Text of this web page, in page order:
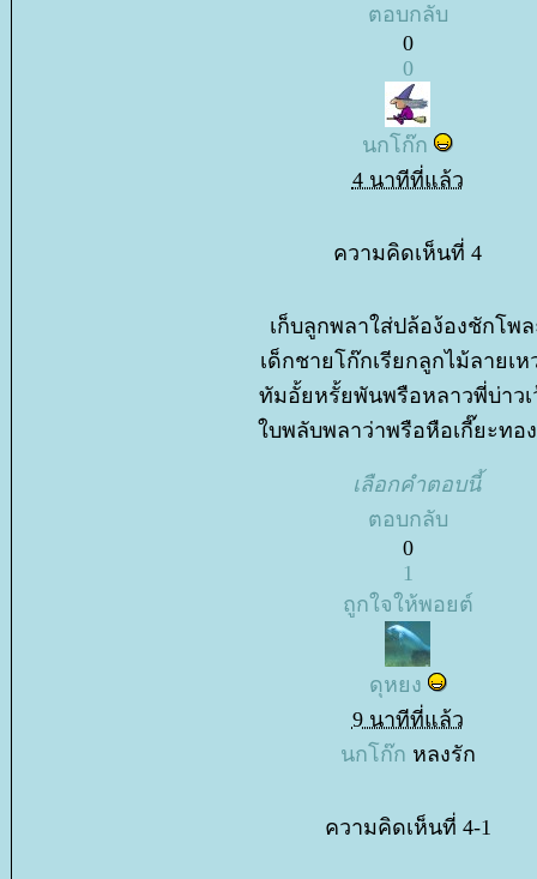
ตอบกลับ
0
0
นกโก๊ก
4 นาทีที่แล้ว
ความคิดเห็นที่ 4
เก็บลูกพลาใส่ปล้อง้องชักโพ
เด็กชายโก๊กเรียกลูกไม้ลายเห
ทัมอั้ยหรั้ยพันพรือหลาวพี่บ่าวเ
บพลับพลาว่าพรือหือเกี๊ยะท
เลือกคำตอบนี้
ตอบกลับ
0
1
ถูกใจให้พอยต์
ดุหยง
9 นาทีที่แล้ว
นกโก๊ก หลงรัก
ความคิดเห็นที่ 4-1